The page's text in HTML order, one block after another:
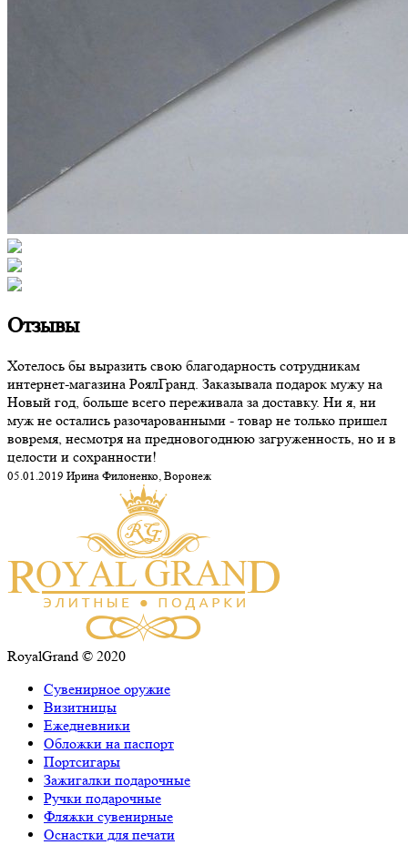
Отзывы
Хотелось бы выразить свою благодарность сотрудникам
интернет-магазина РоялГранд. Заказывала подарок мужу на
Новый год, больше всего переживала за доставку. Ни я, ни
муж не остались разочарованными - товар не только пришел
вовремя, несмотря на предновогоднюю загруженность, но и в
целости и сохранности!
05.01.2019 Ирина Филоненко, Воронеж
RoyalGrand © 2020
Сувенирное оружие
Визитницы
Ежедневники
Обложки на паспорт
Портсигары
Зажигалки подарочные
Ручки подарочные
Фляжки сувенирные
Оснастки для печати